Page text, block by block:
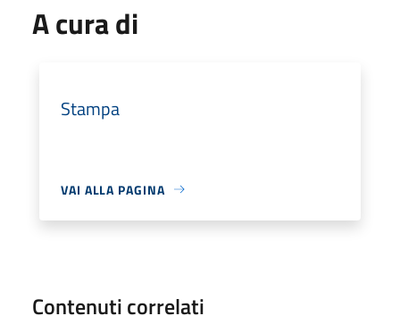
A cura di
Stampa
VAI ALLA PAGINA
Contenuti correlati